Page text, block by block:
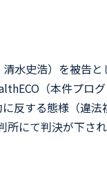
水史浩）を被告
（本件プロ
反する態様（違
にて判決が下さ